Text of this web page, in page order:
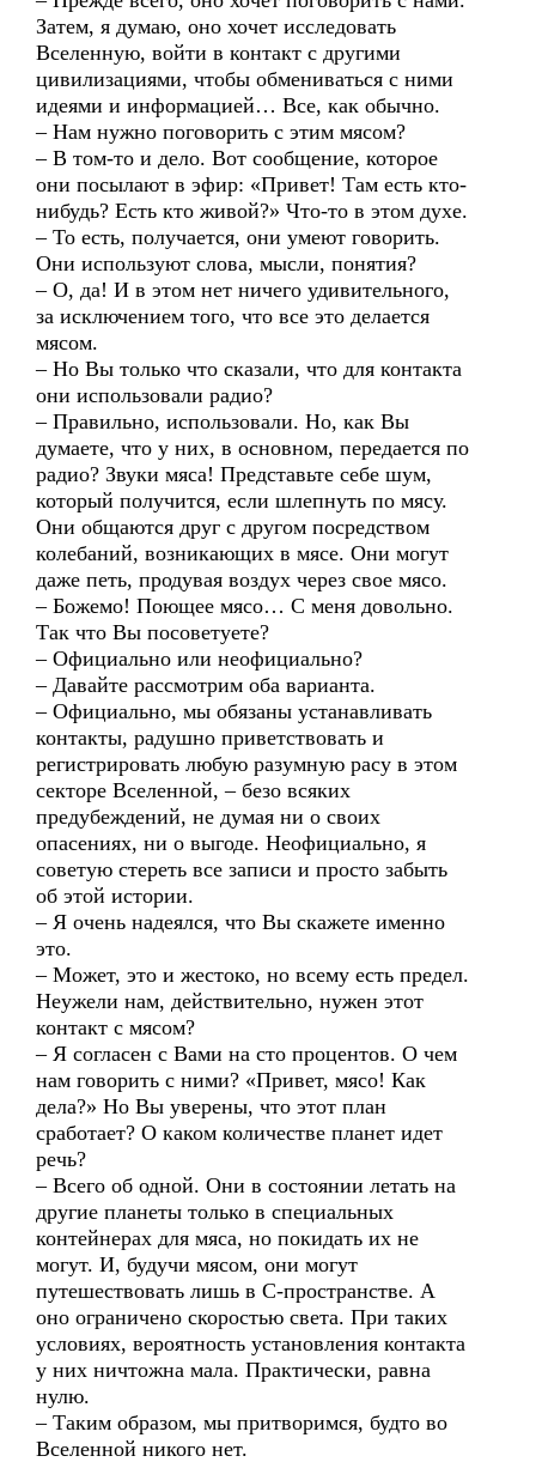
Затем, я думаю, оно хочет исследовать
Вселенную, войти в контакт с другими
цивилизациями, чтобы обмениваться с ними
идеями и информацией… Все, как обычно.
– Нам нужно поговорить с этим мясом?
– В том-то и дело. Вот сообщение, которое
они посылают в эфир: «Привет! Там есть кто-
нибудь? Есть кто живой?» Что-то в этом духе.
– То есть, получается, они умеют говорить.
Они используют слова, мысли, понятия?
– О, да! И в этом нет ничего удивительного,
за исключением того, что все это делается
мясом.
– Но Вы только что сказали, что для контакта
они использовали радио?
– Правильно, использовали. Но, как Вы
думаете, что у них, в основном, передается по
радио? Звуки мяса! Представьте себе шум,
который получится, если шлепнуть по мясу.
Они общаются друг с другом посредством
колебаний, возникающих в мясе. Они могут
даже петь, продувая воздух через свое мясо.
– Божемо! Поющее мясо… С меня довольно.
Так что Вы посоветуете?
– Официально или неофициально?
– Давайте рассмотрим оба варианта.
– Официально, мы обязаны устанавливать
контакты, радушно приветствовать и
регистрировать любую разумную расу в этом
секторе Вселенной, – безо всяких
предубеждений, не думая ни о своих
опасениях, ни о выгоде. Неофициально, я
советую стереть все записи и просто забыть
об этой истории.
– Я очень надеялся, что Вы скажете именно
это.
– Может, это и жестоко, но всему есть предел.
Неужели нам, действительно, нужен этот
контакт с мясом?
– Я согласен с Вами на сто процентов. О чем
нам говорить с ними? «Привет, мясо! Как
дела?» Но Вы уверены, что этот план
сработает? О каком количестве планет идет
речь?
– Всего об одной. Они в состоянии летать на
другие планеты только в специальных
контейнерах для мяса, но покидать их не
могут. И, будучи мясом, они могут
путешествовать лишь в С-пространстве. А
оно ограничено скоростью света. При таких
условиях, вероятность установления контакта
у них ничтожна мала. Практически, равна
нулю.
– Таким образом, мы притворимся, будто во
Вселенной никого нет.